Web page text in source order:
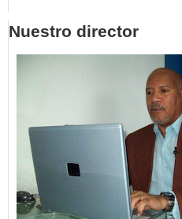
Nuestro director